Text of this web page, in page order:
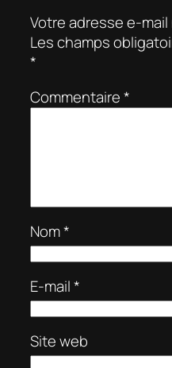
Votre adresse e-
Les champs
*
Commentaire*
Nom*
E-mail*
Site web